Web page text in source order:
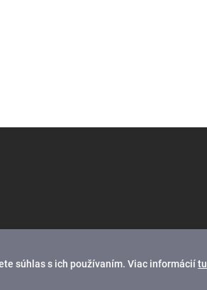
súhlas s ich používaním. Viac informáciítu